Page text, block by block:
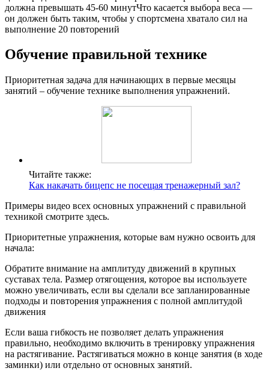
должна превышать 45-60 минутЧто касается выбора веса —
он должен быть таким, чтобы у спортсмена хватало сил на
выполнение 20 повторений
Обучение правильной технике
Приоритетная задача для начинающих в первые месяцы
занятий – обучение технике выполнения упражнений.
Читайте также:
Как накачать бицепс не посещая тренажерный зал?
Примеры видео всех основных упражнений с правильной
техникой смотрите здесь.
Приоритетные упражнения, которые вам нужно освоить для
начала:
Обратите внимание на амплитуду движений в крупных
суставах тела. Размер отягощения, которое вы используете
можно увеличивать, если вы сделали все запланированные
подходы и повторения упражнения с полной амплитудой
движения
Если ваша гибкость не позволяет делать упражнения
правильно, необходимо включить в тренировку упражнения
на растягивание. Растягиваться можно в конце занятия (в ходе
заминки) или отдельно от основных занятий.